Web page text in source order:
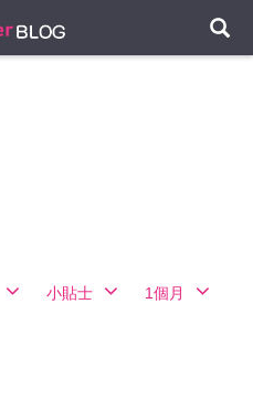
小貼士 1個月